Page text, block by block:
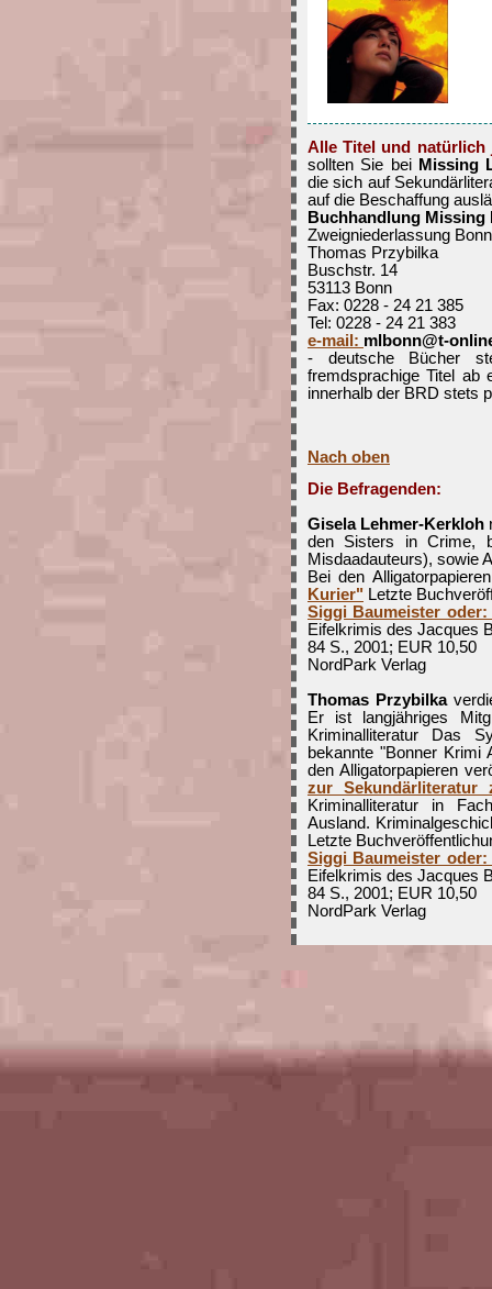
Alle Titel und natürlich
sollten Sie bei Missing
die sich auf
auf die Beschaffung
Buchhandlung Missing
Zweigniederlassung Bonn
Thomas Przybilka
Buschstr. 14
53113 Bonn
Fax: 0228 - 24 21 385
Tel: 0228 - 24 21 383
e-mail: mlbonn@t-
- deutsche Bücher
fremdsprachige Titel ab
innerhalb der BRD stets
Nach oben
Die Befragenden:
Gisela Lehmer-Kerkloh
den Sisters in Crime,
Misdaadauteurs), sowie
Bei den
Kurier" Letzte
Siggi Baumeister
Eifelkrimis des Jacques
84 S., 2001; EUR 10,50
NordPark Verlag
Thomas Przybilka
Er ist langjähriges
Kriminalliteratur Das
bekannte "Bonner Krimi
den Alligatorpapieren
zur Sekundärliteratur
Kriminalliteratur in
Ausland.
Letzte
Siggi Baumeister
Eifelkrimis des Jacques
84 S., 2001; EUR 10,50
NordPark Verlag